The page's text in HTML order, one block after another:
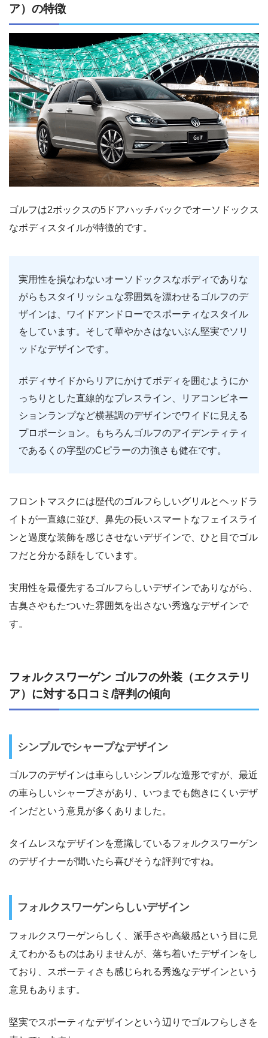
ア）の特徴
ゴルフは2ボックスの5ドアハッチバックでオーソドックス
なボディスタイルが特徴的です。
実用性を損なわないオーソドックスなボディでありな
がらもスタイリッシュな雰囲気を漂わせるゴルフのデ
ザインは、ワイドアンドローでスポーティなスタイル
をしています。そして華やかさはないぶん堅実でソリ
ッドなデザインです。
ボディサイドからリアにかけてボディを囲むようにか
っちりとした直線的なプレスライン、リアコンビネー
ションランプなど横基調のデザインでワイドに見える
プロポーション。もちろんゴルフのアイデンティティ
であるくの字型のCピラーの力強さも健在です。
フロントマスクには歴代のゴルフらしいグリルとヘッドラ
イトが一直線に並び、鼻先の長いスマートなフェイスライ
ンと過度な装飾を感じさせないデザインで、ひと目でゴル
フだと分かる顔をしています。
実用性を最優先するゴルフらしいデザインでありながら、
古臭さやもたついた雰囲気を出さない秀逸なデザインで
す。
フォルクスワーゲン ゴルフの外装（エクステリ
ア）に対する口コミ/評判の傾向
シンプルでシャープなデザイン
ゴルフのデザインは車らしいシンプルな造形ですが、最近
の車らしいシャープさがあり、いつまでも飽きにくいデザ
インだという意見が多くありました。
タイムレスなデザインを意識しているフォルクスワーゲン
のデザイナーが聞いたら喜びそうな評判ですね。
フォルクスワーゲンらしいデザイン
フォルクスワーゲンらしく、派手さや高級感という目に見
えてわかるものはありませんが、落ち着いたデザインをし
ており、スポーティさも感じられる秀逸なデザインという
意見もあります。
堅実でスポーティなデザインという辺りでゴルフらしさを